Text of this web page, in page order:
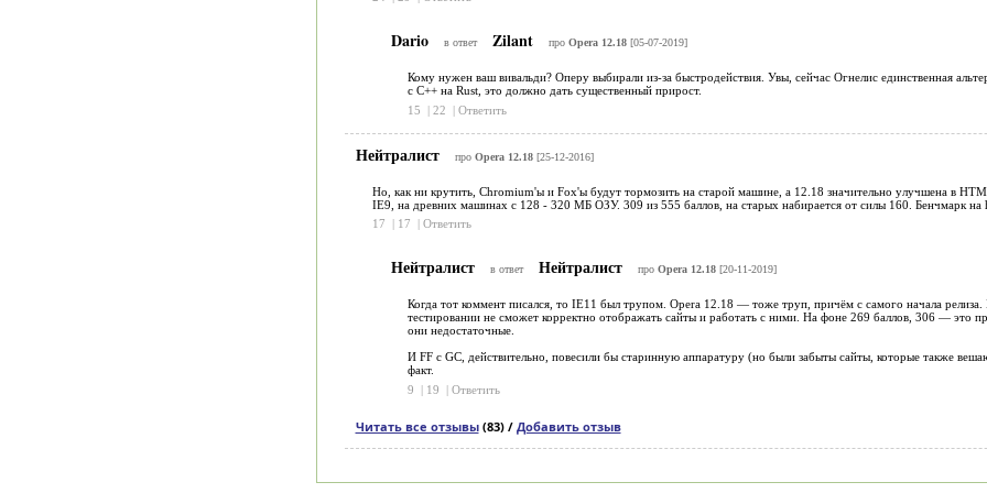
Dario в ответ Zilant про Opera 12.18[05-07-2019]
Кому нужен ваш вивальди? Оперу выбирали из-за быстродействия. Увы, сейчас Огнелис единственная
с C++ на Rust, это должно дать существенный прирост.
15
| 22 | Ответить
Нейтралист про Opera 12.18[25-12-2016]
Но, как ни крутить, Chromium'ы и Fox'ы будут тормозить на старой машине, а 12.18 значительно улучшена в
IE9, на древних машинах с 128 - 320 МБ ОЗУ. 309 из 555 баллов, на старых набирается от силы 160. Бенчмарк на
17
| 17 | Ответить
Нейтралист в ответ Нейтралист про Opera 12.18[20-11-2019]
Когда тот коммент писался, то IE11 был трупом. Opera 12.18 — тоже труп, причём с самого начала
тестировании не сможет корректно отображать сайты и работать с ними. На фоне 269 баллов, 306 — это
они недостаточные.
И FF с GC, действительно, повесили бы старинную аппаратуру (но были забыты сайты, которые также
факт.
9
| 19 | Ответить
Читать все отзывы(83) / Добавить отзыв